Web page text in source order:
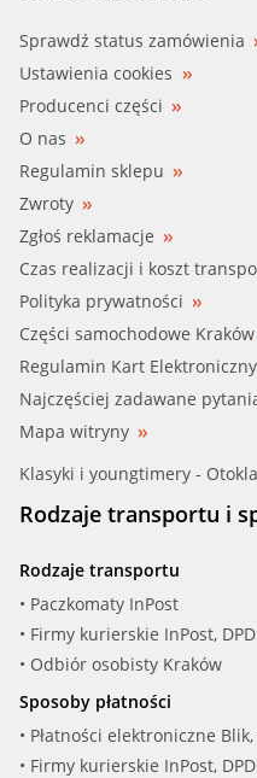
Sprawdź status zamówienia
Ustawienia cookies
Producenci części
O nas
Regulamin sklepu
Zwroty
Zgłoś reklamacje
Czas realizacji i koszt
Polityka prywatności
Części samochodowe Kraków
Regulamin Kart
Najczęściej zadawane
Mapa witryny
Klasyki i youngtimery -
Rodzaje transportu i
Rodzaje transportu
• Paczkomaty InPost
• Firmy kurierskie InPost, DPD
• Odbiór osobisty Kraków
Sposoby płatności
• Płatności elektroniczne Blik,
• Firmy kurierskie InPost, DPD